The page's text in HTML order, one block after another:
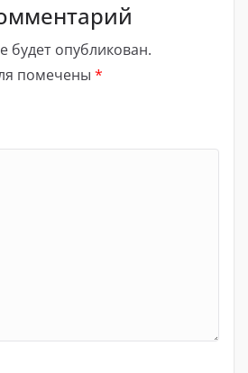
будет опубликован.
помечены *